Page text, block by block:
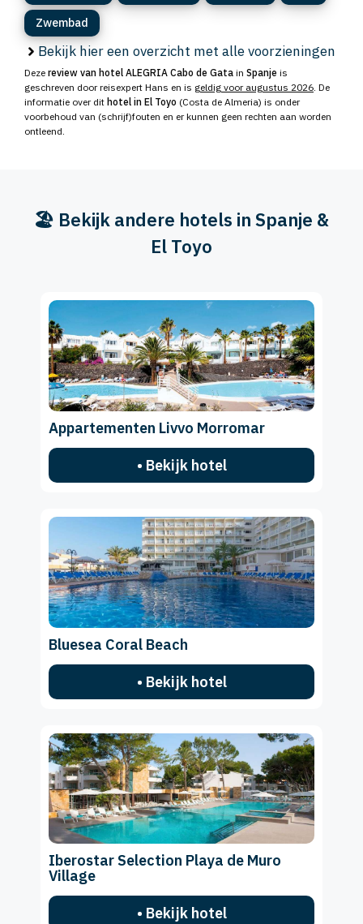
Zwembad
Bekijk hier een overzicht met alle voorzieningen
Deze review van hotel ALEGRIA Cabo de Gata in Spanje is
geschreven door reisexpert Hans en is geldig voor augustus 2026. De
informatie over dit hotel in El Toyo (Costa de Almeria) is onder
voorbehoud van (schrijf)fouten en er kunnen geen rechten aan worden
ontleend.
🏖️ Bekijk andere hotels in Spanje &
El Toyo
Appartementen Livvo Morromar
• Bekijk hotel
Bluesea Coral Beach
• Bekijk hotel
Iberostar Selection Playa de Muro
Village
• Bekijk hotel